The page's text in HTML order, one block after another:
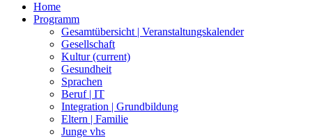
Home
Programm
Gesamtübersicht | Veranstaltungskalender
Gesellschaft
Kultur(current)
Gesundheit
Sprachen
Beruf | IT
Integration | Grundbildung
Eltern | Familie
Junge vhs